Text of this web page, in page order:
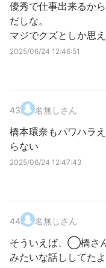
優秀で仕事出来るか
だしな。
マジでクズとしか思
2025/06/24 12:46:51
43. 名無しさん
橋本環奈もパワハラ
らない
2025/06/24 12:47:43
44. 名無しさん
そういえば、◯橋さ
みたいな話ししてた